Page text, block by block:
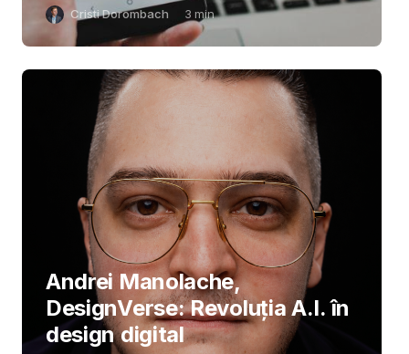
Cristi Dorombach 3 min
Andrei Manolache,
DesignVerse: Revoluția A.I. în
design digital